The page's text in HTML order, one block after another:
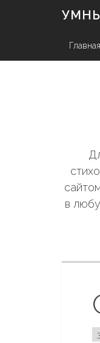
k
p
Главная
в